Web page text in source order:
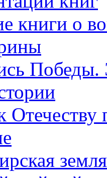
книги о
Победы.
земля